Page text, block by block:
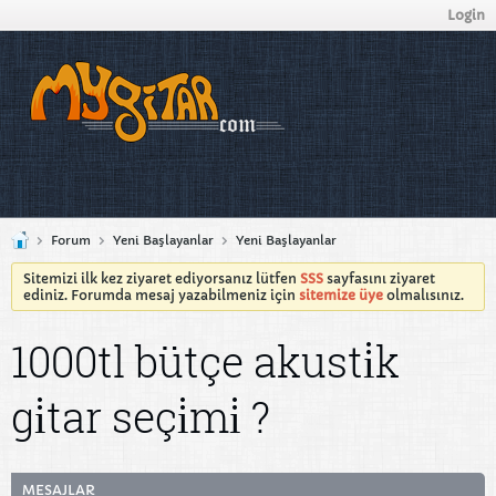
Login
Forum Yeni Başlayanlar Yeni Başlayanlar
Sitemizi ilk kez ziyaret ediyorsanız lütfen SSS sayfasını ziyaret
ediniz. Forumda mesaj yazabilmeniz için sitemize üye olmalısınız.
1000tl bütçe akusti̇k
gi̇tar seçi̇mi̇ ?
MESAJLAR